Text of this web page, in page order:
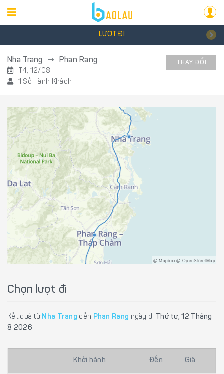
LƯỢT ĐI
Nha Trang Phan Rang
T4, 12/08
1 Số Hành Khách
THAY ĐỔI
@ Mapbox @ OpenStreetMap
Chọn lượt đi
Kết quả từ Nha Trang đến Phan Rang ngày đi
Thứ tư, 12 Tháng
8 2026
Khởi hành Đến Giá